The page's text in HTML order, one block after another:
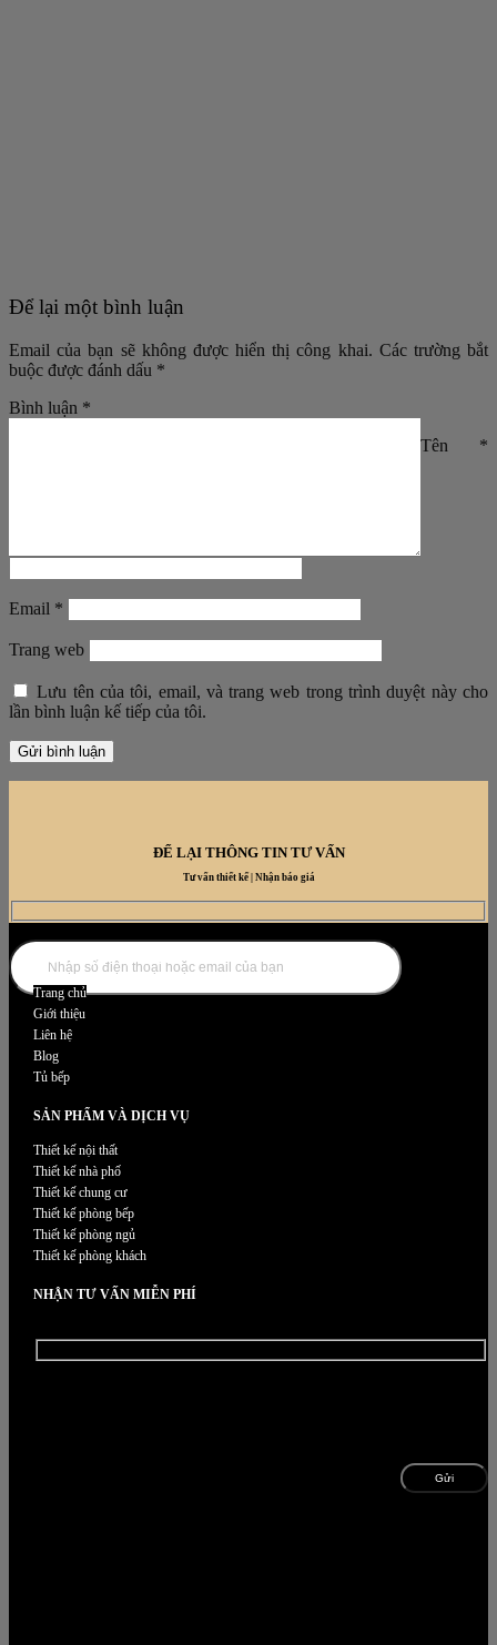
Để lại một bình luận
Email của bạn sẽ không được hiển thị công khai. Các trường bắt
buộc được đánh dấu *
Bình luận *
Tên *
Email *
Trang web
Lưu tên của tôi, email, và trang web trong trình duyệt này cho
lần bình luận kế tiếp của tôi.
ĐỂ LẠI THÔNG TIN TƯ VẤN
Tư vấn thiết kế | Nhận báo giá
DANH MỤC NỘI THẤT
Trang chủ
Giới thiệu
Liên hệ
Blog
Tủ bếp
SẢN PHẨM VÀ DỊCH VỤ
Thiết kế nội thất
Thiết kế nhà phố
Thiết kế chung cư
Thiết kế phòng bếp
Thiết kế phòng ngủ
Thiết kế phòng khách
NHẬN TƯ VẤN MIỄN PHÍ